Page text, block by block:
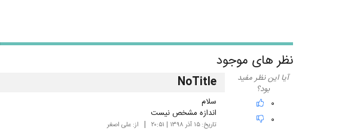
نظر های موجود
آیا این نظر مفید
بود؟
۰
۰
NoTitle
سلام
اندازه مشخص نیست
تاریخ: ۱۵ آذر ۱۳۹۸ | ۲۰:۵۱ از: علی اصغر